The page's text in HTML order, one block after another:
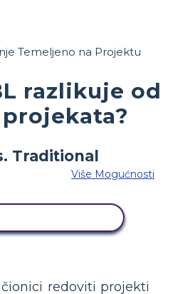
razlikuje od
Više Mogućnosti
redoviti projekti